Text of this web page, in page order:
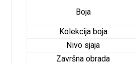
Boja
Kolekcija boja
Nivo sjaja
Završna obrada